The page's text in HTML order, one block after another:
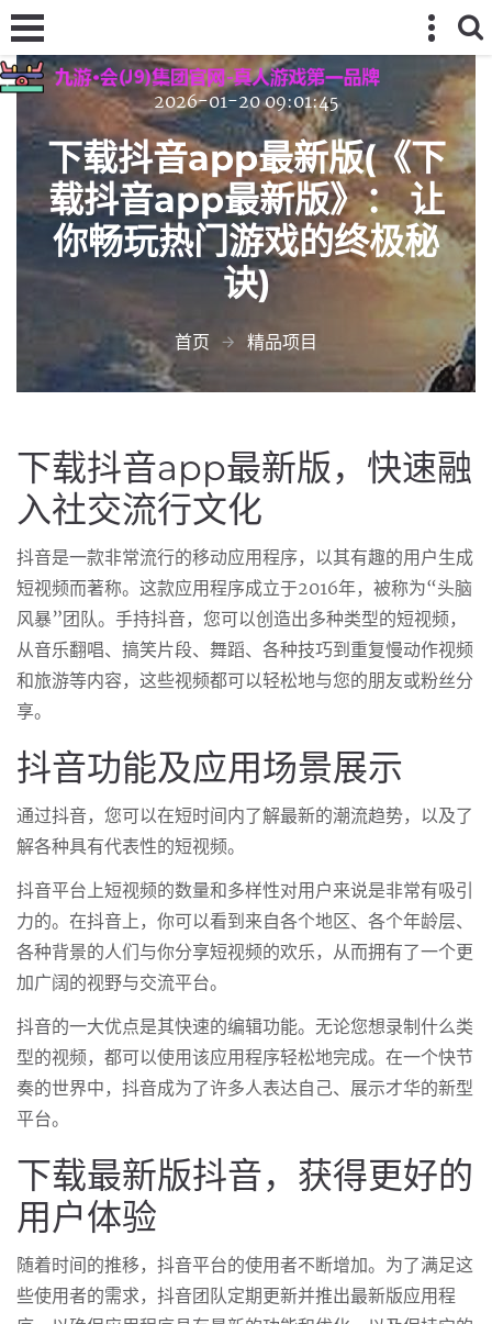
2026-01-20 09:01:45
下载抖音app最新版(《下
载抖音app最新版》： 让
你畅玩热门游戏的终极秘
诀)
首页 精品项目
下载抖音app最新版，快速融
入社交流行文化
抖音是一款非常流行的移动应用程序，以其有趣的用户生成
短视频而著称。这款应用程序成立于2016年，被称为“头脑
风暴”团队。手持抖音，您可以创造出多种类型的短视频，
从音乐翻唱、搞笑片段、舞蹈、各种技巧到重复慢动作视频
和旅游等内容，这些视频都可以轻松地与您的朋友或粉丝分
享。
抖音功能及应用场景展示
通过抖音，您可以在短时间内了解最新的潮流趋势，以及了
解各种具有代表性的短视频。
抖音平台上短视频的数量和多样性对用户来说是非常有吸引
力的。在抖音上，你可以看到来自各个地区、各个年龄层、
各种背景的人们与你分享短视频的欢乐，从而拥有了一个更
加广阔的视野与交流平台。
抖音的一大优点是其快速的编辑功能。无论您想录制什么类
型的视频，都可以使用该应用程序轻松地完成。在一个快节
奏的世界中，抖音成为了许多人表达自己、展示才华的新型
平台。
下载最新版抖音，获得更好的
用户体验
随着时间的推移，抖音平台的使用者不断增加。为了满足这
些使用者的需求，抖音团队定期更新并推出最新版应用程